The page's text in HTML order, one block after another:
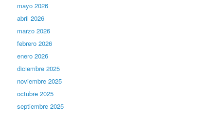
mayo 2026
abril 2026
marzo 2026
febrero 2026
enero 2026
diciembre 2025
noviembre 2025
octubre 2025
septiembre 2025